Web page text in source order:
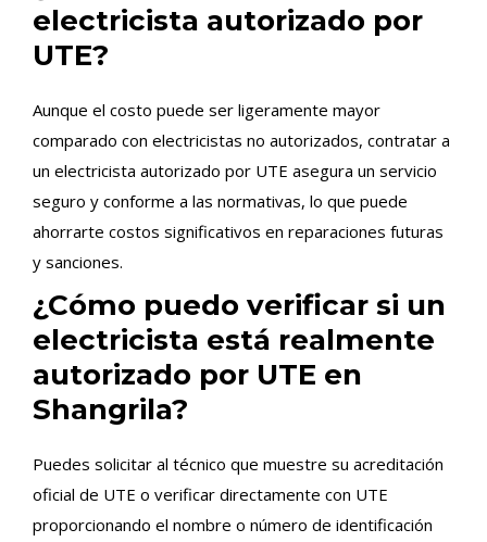
electricista autorizado por
UTE?
Aunque el costo puede ser ligeramente mayor
comparado con electricistas no autorizados, contratar a
un electricista autorizado por UTE asegura un servicio
seguro y conforme a las normativas, lo que puede
ahorrarte costos significativos en reparaciones futuras
y sanciones.
¿Cómo puedo verificar si un
electricista está realmente
autorizado por UTE en
Shangrila?
Puedes solicitar al técnico que muestre su acreditación
oficial de UTE o verificar directamente con UTE
proporcionando el nombre o número de identificación